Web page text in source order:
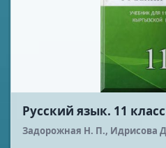
Русский язык. 11 класс
Задорожная Н. П., Идрисова